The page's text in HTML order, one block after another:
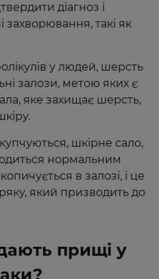
діагноз і
такі як
у людей, шерсть
залози, метою яких є
яке захищає шерсть,
шкірне сало,
нормальним
в залозі, і це
який призводить до
прищі у